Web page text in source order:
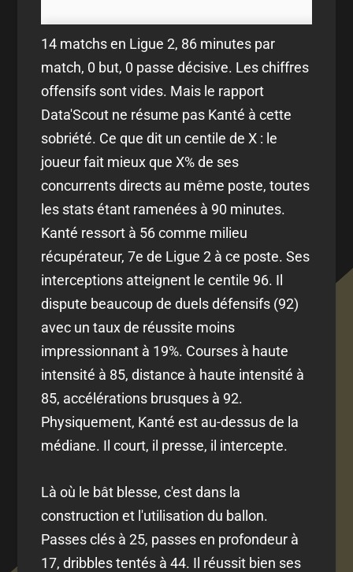
14 matchs en Ligue 2, 86 minutes par
match, 0 but, 0 passe décisive. Les chiffres
offensifs sont vides. Mais le rapport
Data'Scout ne résume pas Kanté à cette
sobriété. Ce que dit un centile de X : le
joueur fait mieux que X% de ses
concurrents directs au même poste, toutes
les stats étant ramenées à 90 minutes.
Kanté ressort à 56 comme milieu
récupérateur, 7e de Ligue 2 à ce poste. Ses
interceptions atteignent le centile 96. Il
dispute beaucoup de duels défensifs (92)
avec un taux de réussite moins
impressionnant à 19%. Courses à haute
intensité à 85, distance à haute intensité à
85, accélérations brusques à 92.
Physiquement, Kanté est au-dessus de la
médiane. Il court, il presse, il intercepte.
Là où le bât blesse, c'est dans la
construction et l'utilisation du ballon.
Passes clés à 25, passes en profondeur à
17, dribbles tentés à 44. Il réussit bien ses